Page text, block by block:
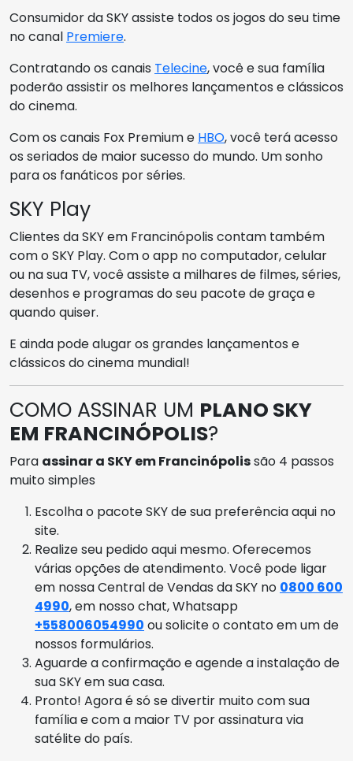
Consumidor da SKY assiste todos os jogos do seu time
no canal Premiere.
Contratando os canais Telecine, você e sua família
poderão assistir os melhores lançamentos e clássicos
do cinema.
Com os canais Fox Premium e HBO, você terá acesso
os seriados de maior sucesso do mundo. Um sonho
para os fanáticos por séries.
SKY Play
Clientes da SKY em Francinópolis contam também
com o SKY Play. Com o app no computador, celular
ou na sua TV, você assiste a milhares de filmes, séries,
desenhos e programas do seu pacote de graça e
quando quiser.
E ainda pode alugar os grandes lançamentos e
clássicos do cinema mundial!
COMO ASSINAR UM PLANO SKY
EM FRANCINÓPOLIS?
Para assinar a SKY em Francinópolissão 4 passos
muito simples
Escolha o pacote SKY de sua preferência aqui no
site.
Realize seu pedido aqui mesmo. Oferecemos
várias opções de atendimento. Você pode ligar
em nossa Central de Vendas da SKY no 0800 600
4990, em nosso chat, Whatsapp
+558006054990 ou solicite o contato em um de
nossos formulários.
Aguarde a confirmação e agende a instalação de
sua SKY em sua casa.
Pronto! Agora é só se divertir muito com sua
família e com a maior TV por assinatura via
satélite do país.